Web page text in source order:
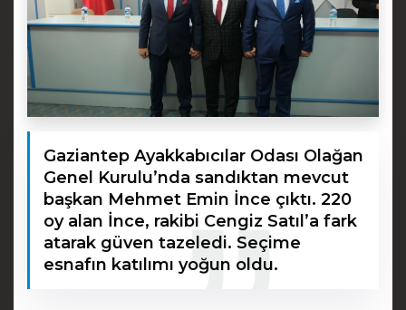
Gaziantep Ayakkabıcılar Odası Olağan
Genel Kurulu’nda sandıktan mevcut
başkan Mehmet Emin İnce çıktı. 220
oy alan İnce, rakibi Cengiz Satıl’a fark
atarak güven tazeledi. Seçime
esnafın katılımı yoğun oldu.